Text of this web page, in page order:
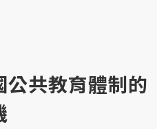
共教育體制的